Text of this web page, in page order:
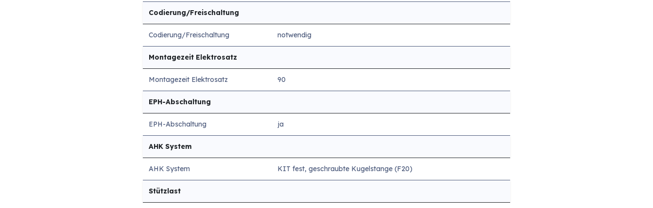
Codierung/Freischaltung
Codierung/Freischaltung notwendig
Montagezeit Elektrosatz
Montagezeit Elektrosatz 90
EPH-Abschaltung
EPH-Abschaltung ja
AHK System
AHK System KIT fest, geschraubte Kugelstange (F20)
Stützlast